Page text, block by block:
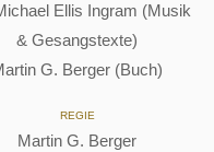
Ellis Ingram (Musik
& Gesangstexte)
G. Berger (Buch)
REGIE
Martin G. Berger